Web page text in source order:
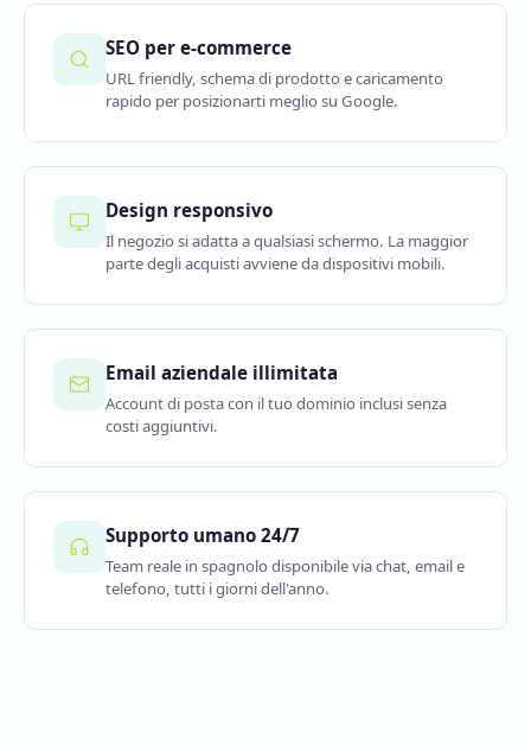
SEO per e-commerce
URL friendly, schema di prodotto e caricamento
rapido per posizionarti meglio su Google.
Design responsivo
Il negozio si adatta a qualsiasi schermo. La maggior
parte degli acquisti avviene da dispositivi mobili.
Email aziendale illimitata
Account di posta con il tuo dominio inclusi senza
costi aggiuntivi.
Supporto umano 24/7
Team reale in spagnolo disponibile via chat, email e
telefono, tutti i giorni dell'anno.